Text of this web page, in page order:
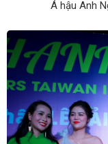
Á hậu Anh